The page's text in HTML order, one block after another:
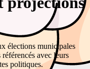
élections municipales
avec leurs
politiques.